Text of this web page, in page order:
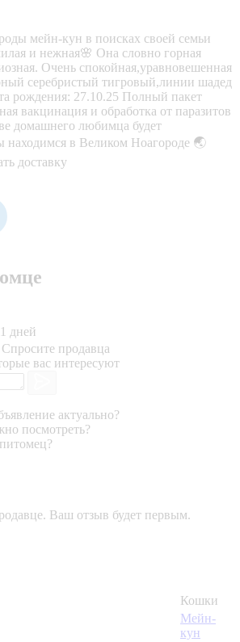
мейн-кун в поисках своей семьи
и нежная🌸 Она словно горная
Очень спокойная,уравновешенная
серебристый тигровый,линии шадед
рождения: 27.10.25 Полный пакет
вакцинация и обработка от паразитов
домашнего любимца будет
находимся в Великом Ноагороде 🌏
доставку
дней
Спросите продавца
вас интересуют
актуально?
посмотреть?
Ваш отзыв будет первым.
Кошки
Мейн-
кун